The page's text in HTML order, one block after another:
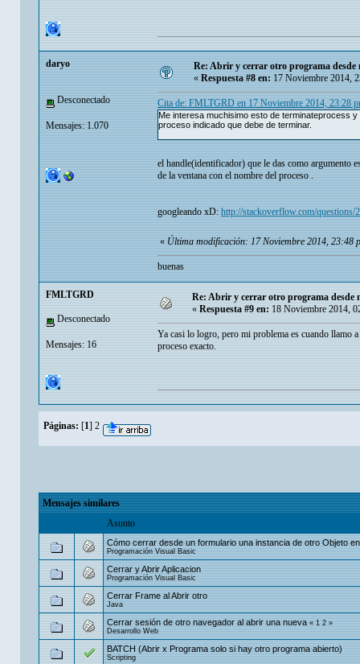
daryo
Desconectado
Mensajes: 1.070
Re: Abrir y cerrar otro programa desde
«Respuesta #8 en:17 Noviembre 2014,
Cita de: FMLTGRD en 17 Noviembre 2014, 23:28
Me interesa muchisimo esto de terminateprocess
proceso indicado que debe de terminar.
el handle(identificador) que le das como argumento
de la ventana con el nombre del proceso .
googleando xD:http://stackoverflow.com/questions/
«Última modificación: 17 Noviembre 2014, 23:48
buenas
FMLTGRD
Desconectado
Mensajes: 16
Re: Abrir y cerrar otro programa desde
« Respuesta #9 en: 18 Noviembre 2014,
Ya casi lo logro, pero mi problema es cuando llamo
proceso exacto.
Páginas: [1] 2
Mensajes similares
Asunto
Cómo cerrar desde un formulario una instancia de otro Objeto
Programación Visual Basic
Cerrar y Abrir Aplicacion
Programación Visual Basic
Cerrar Frame al Abrir otro
Java
Cerrar sesión de otro navegador al abrir una nueva «1 2»
Desarrollo Web
BATCH (Abrir x Programa solo si hay otro programa abierto)
Scripting